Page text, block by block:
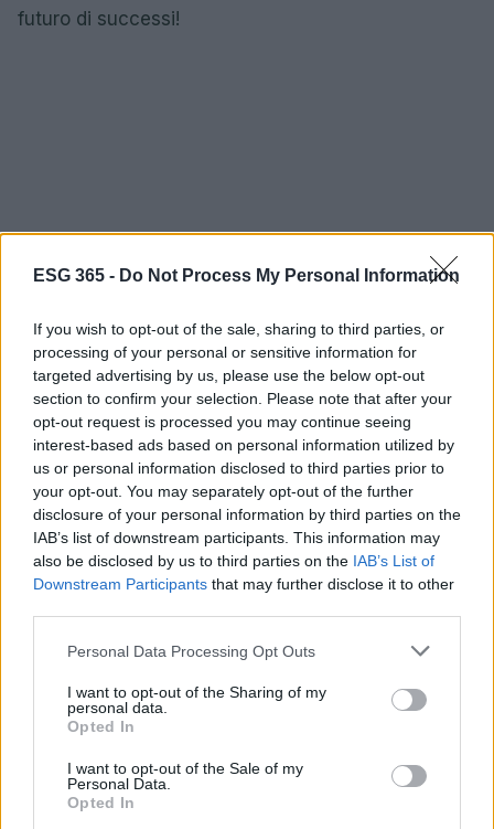
ESG 365 - Do Not Process My Personal Information
If you wish to opt-out of the sale, sharing to third parties, or
processing of your personal or sensitive information for
targeted advertising by us, please use the below opt-out
section to confirm your selection. Please note that after your
opt-out request is processed you may continue seeing
interest-based ads based on personal information utilized by
us or personal information disclosed to third parties prior to
your opt-out. You may separately opt-out of the further
disclosure of your personal information by third parties on the
IAB’s list of downstream participants. This information may
also be disclosed by us to third parties on the IAB’s List of
Downstream Participants that may further disclose it to other
Please note that this website/app uses one or more Google
not limited to your visit or usage behaviour. You may click to
grant or deny consent to Google and its third-party tags to
use your data for below specified purposes in below Google
consent section.
Personal Data Processing Opt Outs
I want to opt-out of the Sharing of my
personal data.
Opted In
I want to opt-out of the Sale of my
Personal Data.
Opted In
futuro di successi!
AUTORE
AiAdhubMedia